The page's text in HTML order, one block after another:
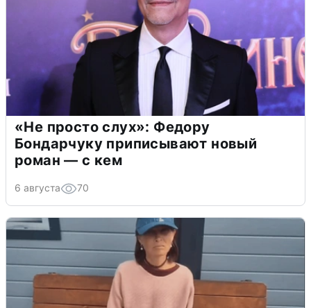
«Не просто слух»: Федору
Бондарчуку приписывают новый
роман — с кем
6 августа 70